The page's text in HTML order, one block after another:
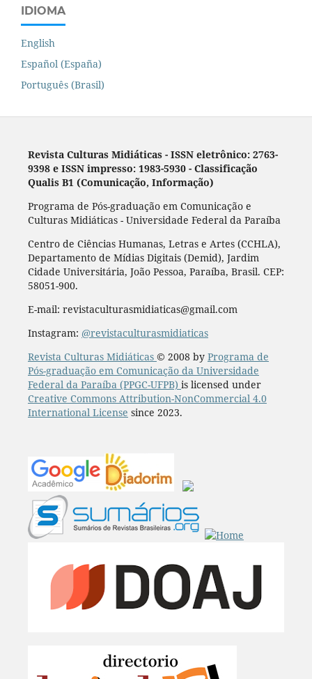
IDIOMA
English
Español (España)
Português (Brasil)
Revista Culturas Midiáticas - ISSN eletrônico: 2763-
9398 e ISSN impresso: 1983-5930 - Classificação
Qualis B1 (Comunicação, Informação)
Programa de Pós-graduação em Comunicação e
Culturas Midiáticas - Universidade Federal da Paraíba
Centro de Ciências Humanas, Letras e Artes (CCHLA),
Departamento de Mídias Digitais (Demid), Jardim
Cidade Universitária, João Pessoa, Paraíba, Brasil. CEP:
58051-900.
E-mail: revistaculturasmidiaticas@gmail.com
Instagram: @revistaculturasmidiaticas
Revista Culturas Midiáticas © 2008 by Programa de
Pós-graduação em Comunicação da Universidade
Federal da Paraíba (PPGC-UFPB) is licensed under
Creative Commons Attribution-NonCommercial 4.0
International License since 2023.